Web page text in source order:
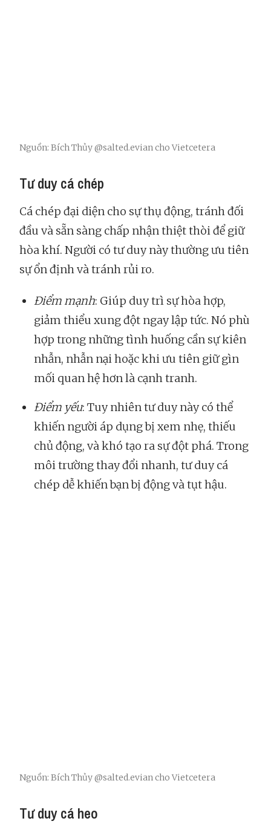
Nguồn: Bích Thủy @salted.evian cho Vietcetera
Tư duy cá chép
Cá chép đại diện cho sự thụ động, tránh đối
đầu và sẵn sàng chấp nhận thiệt thòi để giữ
hòa khí. Người có tư duy này thường ưu tiên
sự ổn định và tránh rủi ro.
Điểm mạnh: Giúp duy trì sự hòa hợp,
giảm thiểu xung đột ngay lập tức. Nó phù
hợp trong những tình huống cần sự kiên
nhẫn, nhẫn nại hoặc khi ưu tiên giữ gìn
mối quan hệ hơn là cạnh tranh.
Điểm yếu: Tuy nhiên tư duy này có thể
khiến người áp dụng bị xem nhẹ, thiếu
chủ động, và khó tạo ra sự đột phá. Trong
môi trường thay đổi nhanh, tư duy cá
chép dễ khiến bạn bị động và tụt hậu.
Nguồn: Bích Thủy @salted.evian cho Vietcetera
Tư duy cá heo